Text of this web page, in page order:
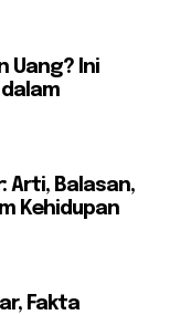
Uang? Ini
Arti, Balasan,
Kehidupan
Fakta